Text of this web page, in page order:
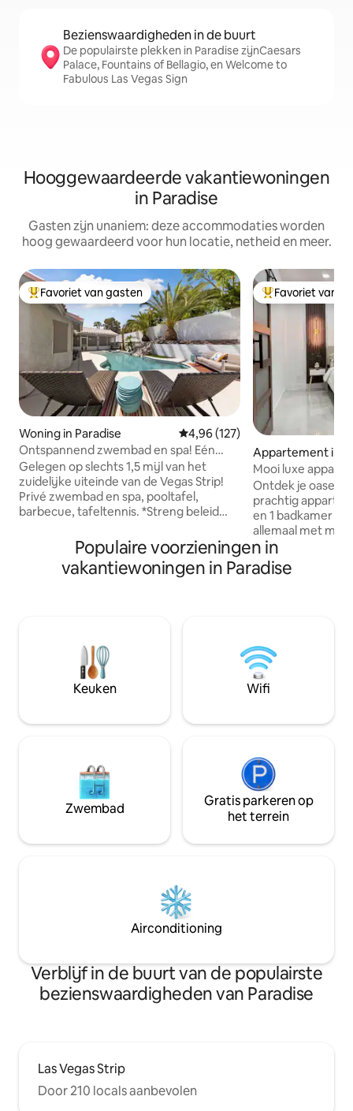
Bezienswaardigheden in de buurt
De populairste plekken in Paradise zijnCaesars
Palace, Fountains of Bellagio, en Welcome to
Fabulous Las Vegas Sign
Hooggewaardeerde vakantiewoningen
in Paradise
Gasten zijn unaniem: deze accommodaties worden
hoog gewaardeerd voor hun locatie, netheid en meer.
Topfavoriet van gasten
Favoriet van gasten
Woning in Paradise Gemiddelde beoordeling van
4,96 (127)
Ontspannend zwembad en spa! Eén
verdieping dicht bij de Strip!
Gelegen op slechts 1,5 mijl van het
zuidelijke uiteinde van de Vegas Strip!
Privé zwembad en spa, pooltafel,
barbecue, tafeltennis. *Streng beleid
Groepen die het aantal personen/auto's
dat op de reservering staat
overschrijden, worden zonder
zwembadverwarming is $ 80/dag. Geen
kosten om de spa te verwarmen. *
Alleen gasten accepteren met eerdere
verblijven en recensies.
Topfavoriet van
Favoriet van
Appartement in
Mooi luxe
centrum.
Ontdek je oase in
prachtig
en 1 badkamer
allemaal met
afwerkingen.
10 minuten van de
minuten van de Strip 🌟 12
gerechten,
verbindingen
uitvalsbasis om
te verkennen!
Populaire voorzieningen in
vakantiewoningen in Paradise
Keuken Wifi
Zwembad
Gratis parkeren op
het terrein
Airconditioning
Verblijf in de buurt van de populairste
bezienswaardigheden van Paradise
Las Vegas Strip
Door 210 locals aanbevolen